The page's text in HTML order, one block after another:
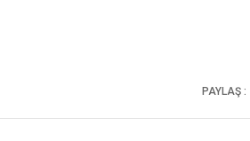
PAYLAŞ :